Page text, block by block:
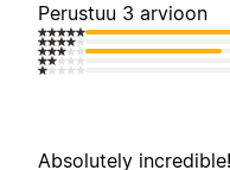
Perustuu 3 arvioon
Absolutely incredible!